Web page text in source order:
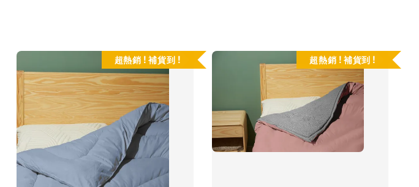
超熱銷 ! 補貨到 ! 超熱銷 ! 補貨到 !